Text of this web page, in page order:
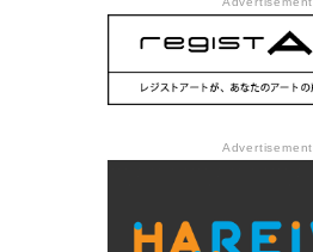
Advertisement